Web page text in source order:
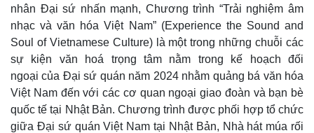
nhân Đại sứ nhấn mạnh, Chương trình “Trải nghiệm âm
nhạc và văn hóa Việt Nam” (Experience the Sound and
Soul of Vietnamese Culture) là một trong những chuỗi các
sự kiện văn hoá trọng tâm nằm trong kế hoạch đối
ngoại của Đại sứ quán năm 2024 nhằm quảng bá văn hóa
Việt Nam đến với các cơ quan ngoại giao đoàn và bạn bè
quốc tế tại Nhật Bản. Chương trình được phối hợp tổ chức
giữa Đại sứ quán Việt Nam tại Nhật Bản, Nhà hát múa rối